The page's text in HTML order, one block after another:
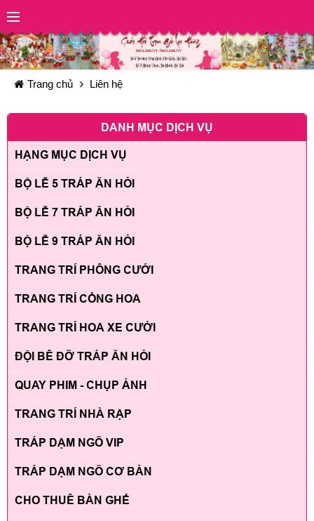
Trang chủ Liên hệ
DANH MỤC DỊCH VỤ
HẠNG MỤC DỊCH VỤ
BỘ LỄ 5 TRÁP ĂN HỎI
BỘ LỄ 7 TRÁP ĂN HỎI
BỘ LỄ 9 TRÁP ĂN HỎI
TRANG TRÍ PHÔNG CƯỚI
TRANG TRÍ CỔNG HOA
TRANG TRÍ HOA XE CƯỚI
ĐỘI BÊ ĐỠ TRÁP ĂN HỎI
QUAY PHIM - CHỤP ẢNH
TRANG TRÍ NHÀ RẠP
TRÁP DẠM NGÕ VIP
TRÁP DẠM NGÕ CƠ BẢN
CHO THUÊ BÀN GHẾ